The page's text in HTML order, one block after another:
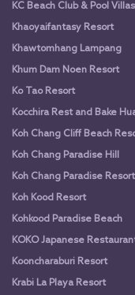
KC Beach Club & Pool Villas
Khaoyaifantasy Resort
Khawtomhang Lampang
Khum Dam Noen Resort
Ko Tao Resort
Kocchira Rest and Bake
Koh Chang Cliff Beach
Koh Chang Paradise Hill
Koh Chang Paradise
Koh Kood Resort
Kohkood Paradise Beach
KOKO Japanese
Kooncharaburi Resort
Krabi La Playa Resort